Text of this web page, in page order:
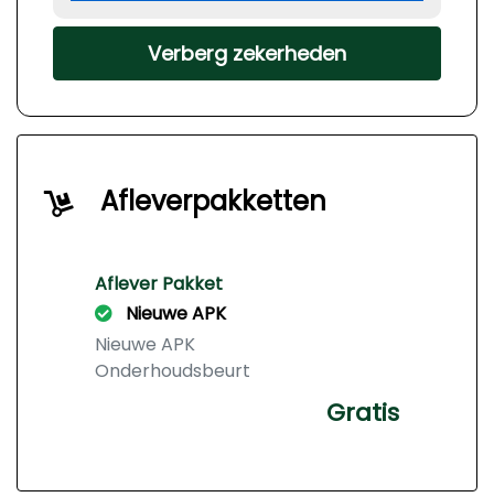
Verberg zekerheden
Afleverpakketten
Aflever Pakket
Nieuwe APK
Nieuwe APK
Onderhoudsbeurt
Gratis